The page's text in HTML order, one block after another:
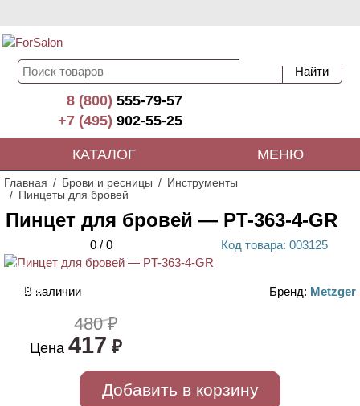
8 (800)555-79-57
+7 (495)902-55-25
КАТАЛОГ МЕНЮ
Главная Брови и ресницы
Инструменты
Пинцеты для бровей
Пинцет для бровей — PT-363-4-GR
0 / 0 Код товара: 003125
ХИТ
АКЦИЯ
В наличии Бренд: Metzger
480 ₽
Цена 417 ₽
Добавить в корзину